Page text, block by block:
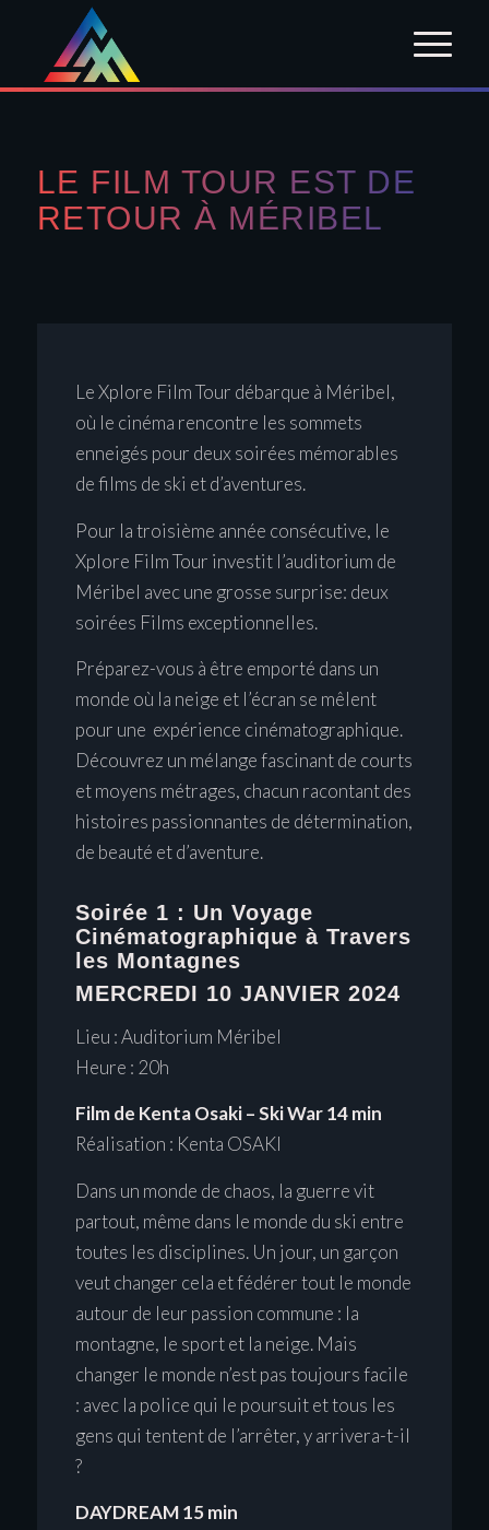
LE FILM TOUR EST DE
RETOUR À MÉRIBEL
Le Xplore Film Tour débarque à Méribel,
où le cinéma rencontre les sommets
enneigés pour deux soirées mémorables
de films de ski et d’aventures.
Pour la troisième année consécutive, le
Xplore Film Tour investit l’auditorium de
Méribel avec une grosse surprise: deux
soirées Films exceptionnelles.
Préparez-vous à être emporté dans un
monde où la neige et l’écran se mêlent
pour une expérience cinématographique.
Découvrez un mélange fascinant de courts
et moyens métrages, chacun racontant des
histoires passionnantes de détermination,
de beauté et d’aventure.
Soirée 1 : Un Voyage
Cinématographique à Travers
les Montagnes
MERCREDI 10 JANVIER 2024
Lieu : Auditorium Méribel
Heure : 20h
Film de Kenta Osaki – Ski War 14 min
Réalisation : Kenta OSAKI
Dans un monde de chaos, la guerre vit
partout, même dans le monde du ski entre
toutes les disciplines. Un jour, un garçon
veut changer cela et fédérer tout le monde
autour de leur passion commune : la
montagne, le sport et la neige. Mais
changer le monde n’est pas toujours facile
: avec la police qui le poursuit et tous les
gens qui tentent de l’arrêter, y arrivera-t-il
?
DAYDREAM 15 min